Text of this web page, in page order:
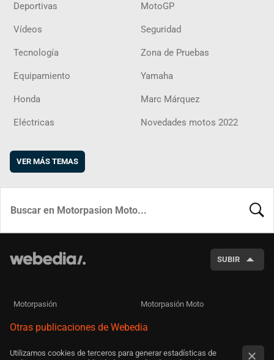
Deportivas MotoGP
Vídeos Seguridad
Tecnología Zona de Pruebas
Equipamiento Yamaha
Honda Marc Márquez
Eléctricas Novedades motos 2022
VER MÁS TEMAS
SUBIR
Motorpasión Motorpasión Moto
Otras publicaciones de Webedia
Utilizamos cookies de terceros para generar estadísticas de